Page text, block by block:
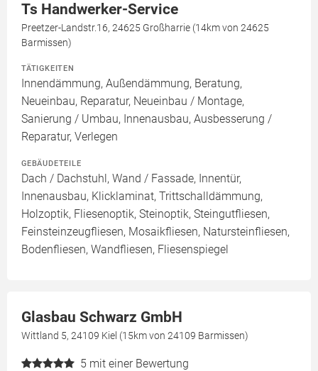
Ts Handwerker-Service
Preetzer-Landstr.16, 24625 Großharrie (14km von 24625
Barmissen)
TÄTIGKEITEN
Innendämmung, Außendämmung, Beratung,
Neueinbau, Reparatur, Neueinbau / Montage,
Sanierung / Umbau, Innenausbau, Ausbesserung /
Reparatur, Verlegen
GEBÄUDETEILE
Dach / Dachstuhl, Wand / Fassade, Innentür,
Innenausbau, Klicklaminat, Trittschalldämmung,
Holzoptik, Fliesenoptik, Steinoptik, Steingutfliesen,
Feinsteinzeugfliesen, Mosaikfliesen, Natursteinfliesen,
Bodenfliesen, Wandfliesen, Fliesenspiegel
Glasbau Schwarz GmbH
Wittland 5, 24109 Kiel (15km von 24109 Barmissen)
5 mit einer Bewertung